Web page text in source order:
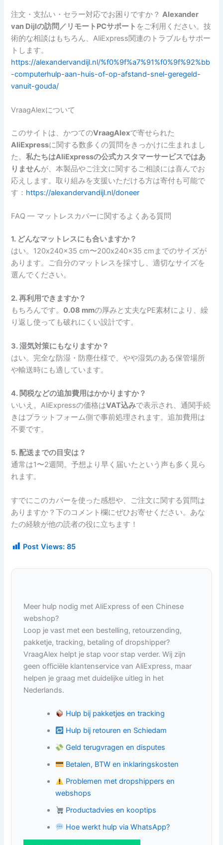
注文・支払い・セラー対応でお困りですか？Alexander
van Dijlの訪問／リモートPCサポート をご利用ください。技
術的な相談はもちろん、AliExpress関連のトラブルもサポー
トします。
https://alexandervandijl.nl/%f0%9f%a7%91%f0%9f%92%bb
-computerhulp-aan-huis-of-op-afstand-snel-geregeld-
vanuit-gouda/
VraagAlexについて
このサイトは、かつてのVraagAlexで寄せられた
AliExpressに関する数多くの質問をきっかけに生まれまし
た。私たちはAliExpressの公式カスタマーサービスではあ
りませんが、本製品やご注文に関するご相談には喜んでお
応えします。取り組みを支援いただける方は寄付も可能で
す： https://alexandervandijl.nl/doneer
FAQ — マットレスカバーに関するよくある質問
1. どんなマットレスにも合いますか？
はい。120x240x35 cm〜200x240x35 cmまでのサイズが
あります。ご自分のマットレスを採寸し、適切なサイズを
選んでください。
2. 再利用できますか？
もちろんです。0.08 mmの厚みと丈夫なPE素材により、繰
り返し使っても破れにくい設計です。
3. 湿気対策にもなりますか？
はい。完全な防湿・防塵仕様で、やや湿気のある保管場所
や輸送時にも適しています。
4. 関税などの追加費用はかかりますか？
いいえ。AliExpressの価格はVAT込みで表示され、通関手続
きはプラットフォーム側で事前処理されます。追加費用は
不要です。
5. 配送までの目安は？
通常は1〜2週間。予想より早く届いたという声も多く見ら
れます。
すでにこのカバーを使った感想や、ご注文に関する質問は
ありますか？下のコメント欄にぜひお寄せください。あな
たの経験が他の読者の役に立ちます！
Post Views: 85
Meer hulp nodig met AliExpress of een Chinese
webshop?
Loop je vast met een bestelling, retourzending,
pakketje, tracking, betaling of dropshipper?
VraagAlex helpt je stap voor stap verder. Wij zijn
geen officiële klantenservice van AliExpress, maar
helpen je graag met duidelijke uitleg in het
Nederlands.
Hulp bij pakketjes en tracking
Hulp bij retouren en Schiedam
Geld terugvragen en disputes
Betalen, BTW en inklaringskosten
Problemen met dropshippers en
webshops
Productadvies en kooptips
Hoe werkt hulp via WhatsApp?